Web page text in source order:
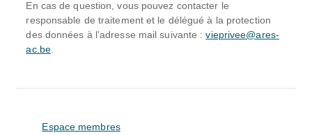
En cas de question, vous pouvez contacter le
responsable de traitement et le délégué à la protection
des données à l’adresse mail suivante :vieprivee@ares-
ac.be.
Espace membres